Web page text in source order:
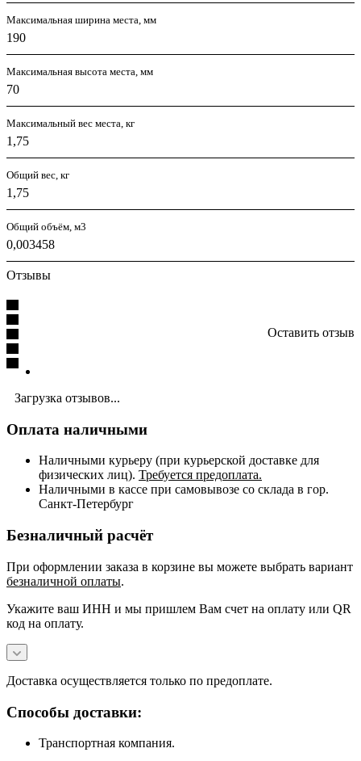
Максимальная ширина места, мм
190
Максимальная высота места, мм
70
Максимальный вес места, кг
1,75
Общий вес, кг
1,75
Общий объём, м3
0,003458
Отзывы
Оставить отзыв
Загрузка отзывов...
Оплата наличными
Наличными курьеру (при курьерской доставке для
физических лиц). Требуется предоплата.
Наличными в кассе при самовывозе со склада в гор.
Санкт-Петербург
Безналичный расчёт
При оформлении заказа в корзине вы можете выбрать вариант
безналичной оплаты.
Укажите ваш ИНН и мы пришлем Вам счет на оплату или QR
код на оплату.
Доставка осуществляется только по предоплате.
Способы доставки:
Транспортная компания.